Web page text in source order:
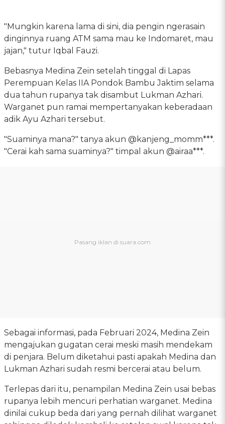
"Mungkin karena lama di sini, dia pengin ngerasain
dinginnya ruang ATM sama mau ke Indomaret, mau
jajan," tutur Iqbal Fauzi.
Bebasnya Medina Zein setelah tinggal di Lapas
Perempuan Kelas IIA Pondok Bambu Jaktim selama
dua tahun rupanya tak disambut Lukman Azhari.
Warganet pun ramai mempertanyakan keberadaan
adik Ayu Azhari tersebut.
"Suaminya mana?" tanya akun @kanjeng_momm***.
"Cerai kah sama suaminya?" timpal akun @airaa***.
Sebagai informasi, pada Februari 2024, Medina Zein
mengajukan gugatan cerai meski masih mendekam
di penjara. Belum diketahui pasti apakah Medina dan
Lukman Azhari sudah resmi bercerai atau belum.
Terlepas dari itu, penampilan Medina Zein usai bebas
rupanya lebih mencuri perhatian warganet. Medina
dinilai cukup beda dari yang pernah dilihat warganet